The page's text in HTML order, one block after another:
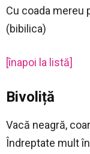
Cu coada mereu
(bibilica)
[înapoi la listă]
Bivoliță
Vacă neagră,
Îndreptate mult